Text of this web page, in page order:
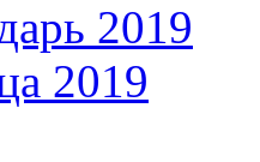
2019
2019